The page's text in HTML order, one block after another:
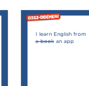
I learn English from
a bookan app